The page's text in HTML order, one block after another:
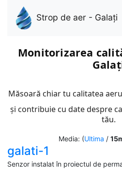
Strop de aer - Galați
Monitorizarea
Măsoară chiar tu calitatea
și contribuie cu date despre
tău.
Media: (Ultima /
galati-1
Senzor instalat în proiectul de